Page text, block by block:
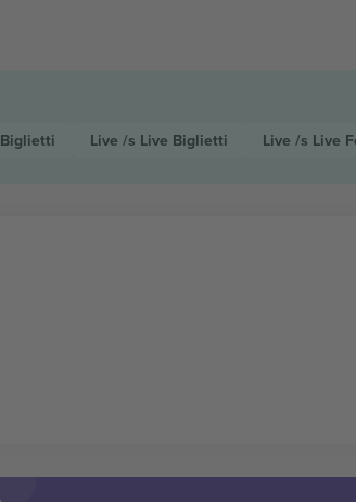
Biglietti Live /s Live Biglietti Live /s Live